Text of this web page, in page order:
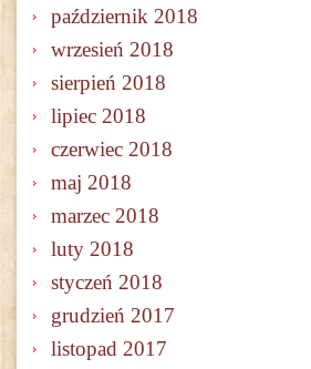
październik 2018
wrzesień 2018
sierpień 2018
lipiec 2018
czerwiec 2018
maj 2018
marzec 2018
luty 2018
styczeń 2018
grudzień 2017
listopad 2017